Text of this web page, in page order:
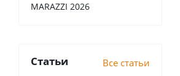
MARAZZI 2026
Статьи Все статьи